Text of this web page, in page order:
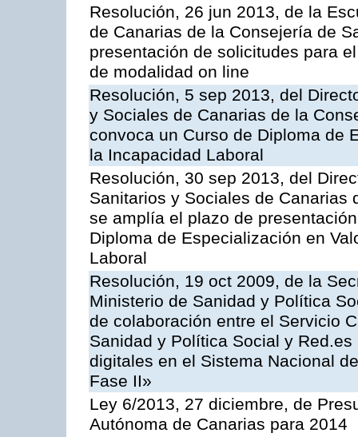
Resolución, 26 jun 2013, de la
de Canarias de la Consejería de
presentación de solicitudes para
de modalidad on line
Resolución, 5 sep 2013, del
y Sociales de Canarias de la
convoca un Curso de Diploma de
la Incapacidad Laboral
Resolución, 30 sep 2013, del
Sanitarios y Sociales de Canarias
se amplía el plazo de
Diploma de Especialización en
Laboral
Resolución, 19 oct 2009, de la
Ministerio de Sanidad y Política
de colaboración entre el Servicio
Sanidad y Política Social y
digitales en el Sistema Nacional
Fase II»
Ley 6/2013, 27 diciembre, de
Autónoma de Canarias para 2014